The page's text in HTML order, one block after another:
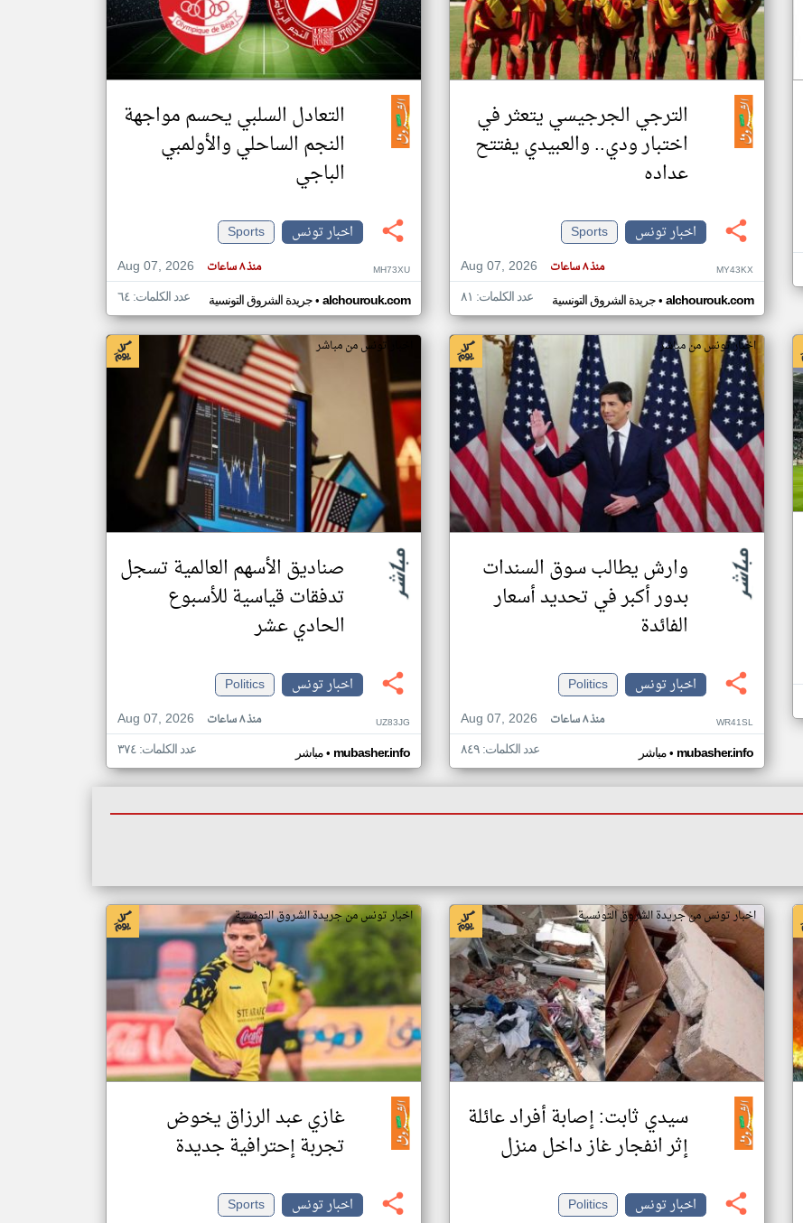
تغيير الدولة
اخبار تونس على مدار الساعة
أهم اخبار تونس العاجلة والمباشرة
الترجي الجرجيسي يتعثر في
اختبار ودي.. والعبيدي يفتتح
عداده
اخبار تونس
Sports
Aug 07, 2026
منذ ٨ ساعات MY43KX
جريدة الشروق التونسية• alchourouk.com عدد الكلمات: ٨١
التعادل السلبي يحسم مواجهة
النجم الساحلي والأولمبي
الباجي
اخبار تونس
Sports
Aug 07, 2026
منذ ٨ ساعات MH73XU
جريدة الشروق التونسية• alchourouk.com عدد الكلمات: ٦٤
اخبار تونس من مباشر
وارش يطالب سوق السندات
بدور أكبر في تحديد أسعار
الفائدة
اخبار تونس
Politics
Aug 07, 2026
منذ ٨ ساعات WR41SL
مباشر• mubasher.info عدد الكلمات: ٨٤٩
اخبار تونس من مباشر
صناديق الأسهم العالمية تسجل
تدفقات قياسية للأسبوع
الحادي عشر
اخبار تونس
Politics
Aug 07, 2026
منذ ٨ ساعات UZ83JG
مباشر• mubasher.info عدد الكلمات: ٣٧٤
اخبار تونس من جريدة الشروق التونسية
سيدي ثابت: إصابة أفراد عائلة
إثر انفجار غاز داخل منزل
اخبار تونس
Politics
اخبار تونس من جريدة الشروق التونسية
غازي عبد الرزاق يخوض
تجربة إحترافية جديدة
اخبار تونس
Sports
klyoum.com